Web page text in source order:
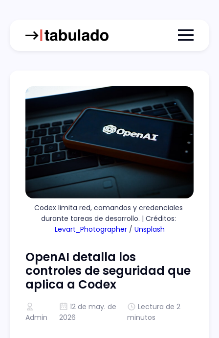
Menu
Codex limita red, comandos y credenciales
Levart_Photographer / Unsplash
OpenAI detalla los
controles de seguridad que
aplica a Codex
Admin
12 de may. de
2026
Lectura de 2
minutos